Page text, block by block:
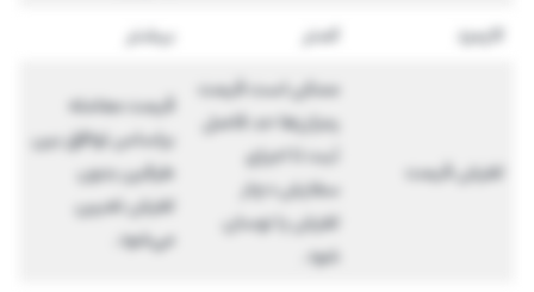
کارمزد
کمتر بیشتر
لغزش قیمت
ممکن است قیمت
رمزارزها حد فاصل
ثبت تا اجرای
سفارش دچار
لغزش یا نوسان
شود.
قیمت معامله
براساس توافق بین
طرفین بدون
لغزش تعیین
می‌شود.